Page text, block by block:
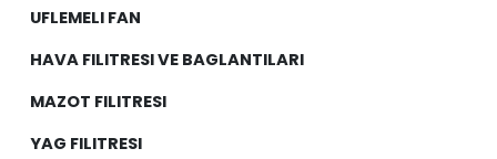
UFLEMELI FAN
HAVA FILITRESI VE BAGLANTILARI
MAZOT FILITRESI
YAG FILITRESI